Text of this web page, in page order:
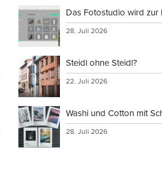
Das Fotostudio wird zur
28. Juli 2026
Steidl ohne Steidl?
22. Juli 2026
Washi und Cotton mit
28. Juli 2026